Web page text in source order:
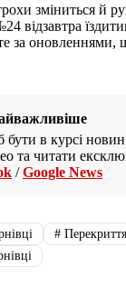
зміниться й
відзавтра
за оновленнями,
в курсі новин
та читати
/Google News
#